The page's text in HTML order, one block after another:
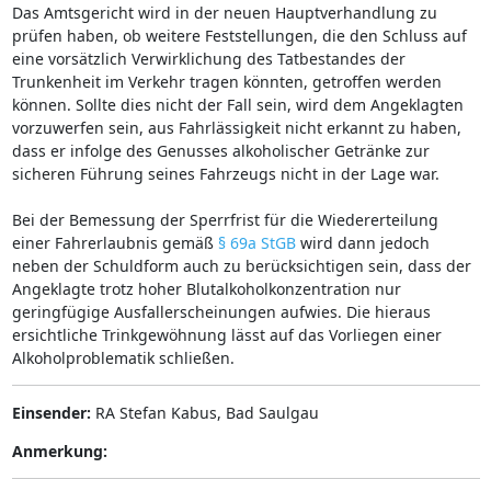
Das Amtsgericht wird in der neuen Hauptverhandlung zu
prüfen haben, ob weitere Feststellungen, die den Schluss auf
eine vorsätzlich Verwirklichung des Tatbestandes der
Trunkenheit im Verkehr tragen könnten, getroffen werden
können. Sollte dies nicht der Fall sein, wird dem Angeklagten
vorzuwerfen sein, aus Fahrlässigkeit nicht erkannt zu haben,
dass er infolge des Genusses alkoholischer Getränke zur
sicheren Führung seines Fahrzeugs nicht in der Lage war.
Bei der Bemessung der Sperrfrist für die Wiedererteilung
einer Fahrerlaubnis gemäß § 69a StGBwird dann jedoch
neben der Schuldform auch zu berücksichtigen sein, dass der
Angeklagte trotz hoher Blutalkoholkonzentration nur
geringfügige Ausfallerscheinungen aufwies. Die hieraus
ersichtliche Trinkgewöhnung lässt auf das Vorliegen einer
Alkoholproblematik schließen.
Einsender: RA Stefan Kabus, Bad Saulgau
Anmerkung: